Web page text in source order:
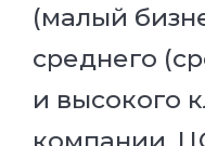
(малый
среднего
и высокого